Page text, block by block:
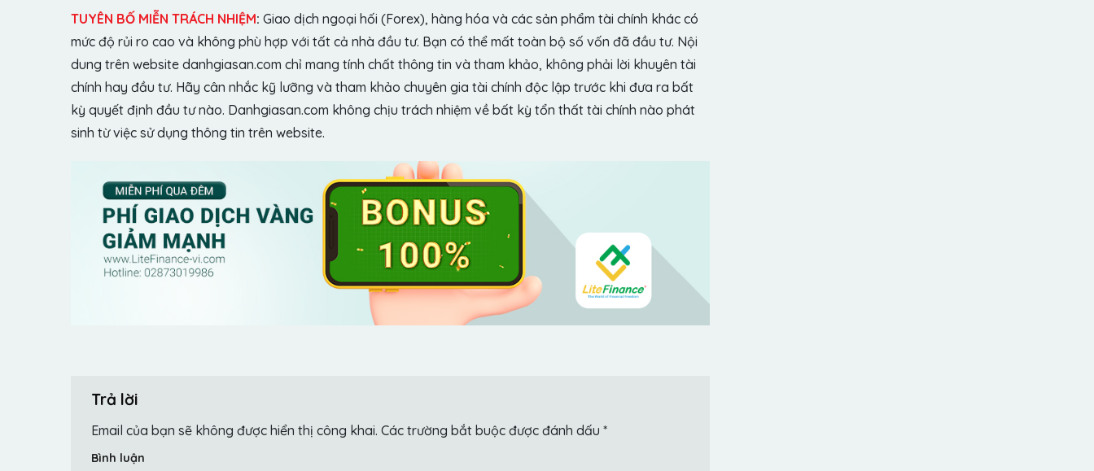
TUYÊN BỐ MIỄN TRÁCH NHIỆM: Giao dịch ngoại hối (Forex), hàng hóa và các sản phẩm tài chính khác có
mức độ rủi ro cao và không phù hợp với tất cả nhà đầu tư. Bạn có thể mất toàn bộ số vốn đã đầu tư. Nội
dung trên website danhgiasan.com chỉ mang tính chất thông tin và tham khảo, không phải lời khuyên tài
chính hay đầu tư. Hãy cân nhắc kỹ lưỡng và tham khảo chuyên gia tài chính độc lập trước khi đưa ra bất
kỳ quyết định đầu tư nào. Danhgiasan.com không chịu trách nhiệm về bất kỳ tổn thất tài chính nào phát
sinh từ việc sử dụng thông tin trên website.
Trả lời
Email của bạn sẽ không được hiển thị công khai. Các trường bắt buộc được đánh dấu *
Bình luận